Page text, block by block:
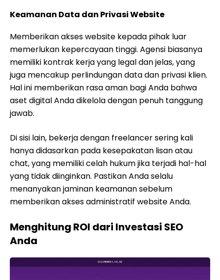
Keamanan Data dan Privasi Website
Memberikan akses website kepada pihak luar
memerlukan kepercayaan tinggi. Agensi biasanya
memiliki kontrak kerja yang legal dan jelas, yang
juga mencakup perlindungan data dan privasi klien.
Hal ini memberikan rasa aman bagi Anda bahwa
aset digital Anda dikelola dengan penuh tanggung
jawab.
Di sisi lain, bekerja dengan freelancer sering kali
hanya didasarkan pada kesepakatan lisan atau
chat, yang memiliki celah hukum jika terjadi hal-hal
yang tidak diinginkan. Pastikan Anda selalu
menanyakan jaminan keamanan sebelum
memberikan akses administratif website Anda.
Menghitung ROI dari Investasi SEO
Anda